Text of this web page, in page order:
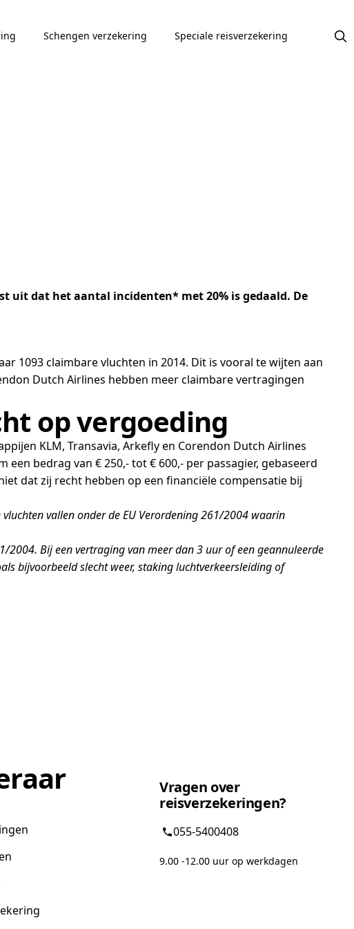
Schengen verzekering Speciale reisverzekering
uit dat het aantal incidenten* met 20% is gedaald. De
1093 claimbare vluchten in 2014. Dit is vooral te wijten aan
Dutch Airlines hebben meer claimbare vertragingen
op vergoeding
KLM, Transavia, Arkefly en Corendon Dutch Airlines
bedrag van € 250,- tot € 600,- per passagier, gebaseerd
dat zij recht hebben op een financiële compensatie bij
vallen onder de EU Verordening 261/2004 waarin
Bij een vertraging van meer dan 3 uur of een geannuleerde
bijvoorbeeld slecht weer, staking luchtverkeersleiding of
Vragen over
reisverzekeringen?
055-5400408
9.00 -12.00 uur op werkdagen